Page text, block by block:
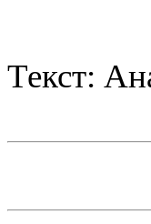
Текст: